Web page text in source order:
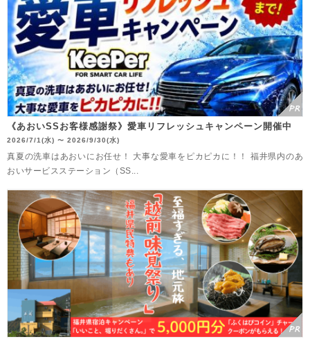
《あおいSSお客様感謝祭》愛車リフレッシュキャンペーン開催中
2026/7/1(水) 〜 2026/9/30(水)
真夏の洗車はあおいにお任せ！ 大事な愛車をピカピカに！！ 福井県内のあ
おいサービスステーション（SS...